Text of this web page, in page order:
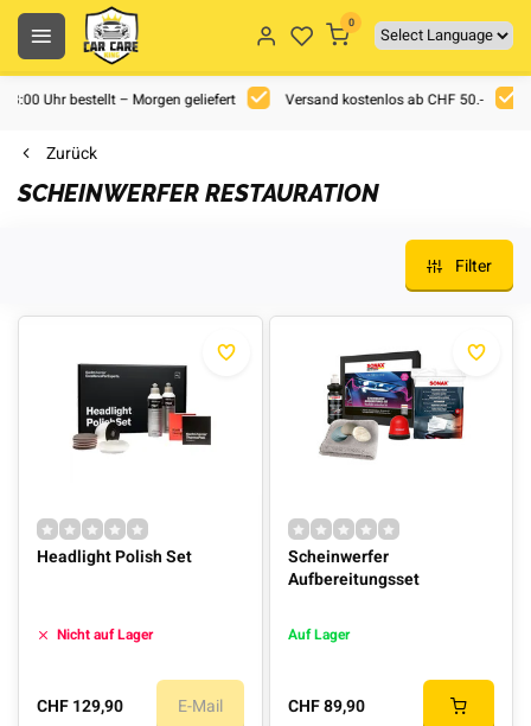
0
Uhr bestellt – Morgen geliefert Versand kostenlos ab CHF 50.-
Zurück
SCHEINWERFER RESTAURATION
Filter
Headlight Polish Set
Nicht auf Lager
CHF 129,90 E-Mail
Scheinwerfer
Aufbereitungsset
Auf Lager
CHF 89,90